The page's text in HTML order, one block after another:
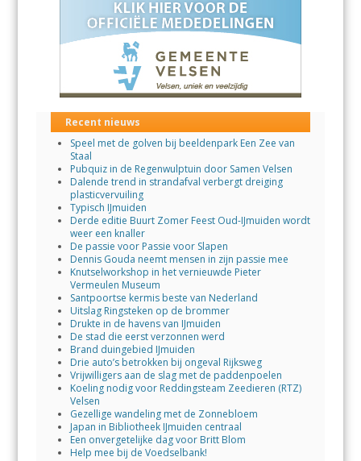
Recent nieuws
Speel met de golven bij beeldenpark Een Zee van
Staal
Pubquiz in de Regenwulptuin door Samen Velsen
Dalende trend in strandafval verbergt dreiging
plasticvervuiling
Typisch IJmuiden
Derde editie Buurt Zomer Feest Oud-IJmuiden wordt
weer een knaller
De passie voor Passie voor Slapen
Dennis Gouda neemt mensen in zijn passie mee
Knutselworkshop in het vernieuwde Pieter
Vermeulen Museum
Santpoortse kermis beste van Nederland
Uitslag Ringsteken op de brommer
Drukte in de havens van IJmuiden
De stad die eerst verzonnen werd
Brand duingebied IJmuiden
Drie auto’s betrokken bij ongeval Rijksweg
Vrijwilligers aan de slag met de paddenpoelen
Koeling nodig voor Reddingsteam Zeedieren (RTZ)
Velsen
Gezellige wandeling met de Zonnebloem
Japan in Bibliotheek IJmuiden centraal
Een onvergetelijke dag voor Britt Blom
Help mee bij de Voedselbank!